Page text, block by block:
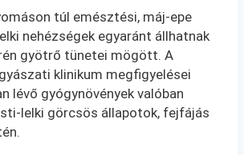
túl emésztési, máj-epe
nehézségek egyaránt állhatnak
gyötrő tünetei mögött. A
klinikum megfigyelései
lévő gyógynövények valóban
lelki görcsös állapotok, fejfájás